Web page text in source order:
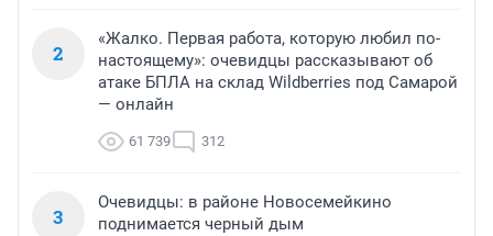
2
«Жалко. Первая работа, которую любил по-
настоящему»: очевидцы рассказывают об
атаке БПЛА на склад Wildberries под Самарой
— онлайн
61 739 312
3
Очевидцы: в районе Новосемейкино
поднимается черный дым